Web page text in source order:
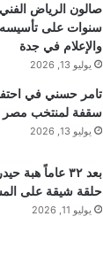
سنوات على
والإعلام في جدة
يوليو 13, 2026
سقفة لمنتخب مصر
يوليو 13, 2026
بعد ٣٢ عاماً
حلقة شيقة على
يوليو 11, 2026